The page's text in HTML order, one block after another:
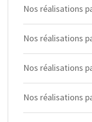
Nos réalisations
Nos réalisations
Nos réalisations
Nos réalisations